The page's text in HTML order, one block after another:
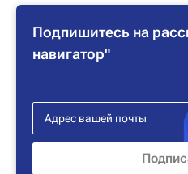
Подпишитесь на
навигатор"